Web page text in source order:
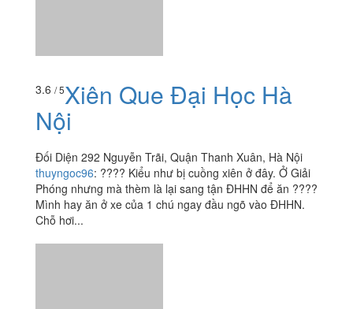
thuyngoc96:???? Kiểu như bị cuồng xiên ở đây. Ở Giải
Mình hay ăn ở xe của 1 chú ngay đầu ngõ vào ĐHHN.
Chỗ hơi...